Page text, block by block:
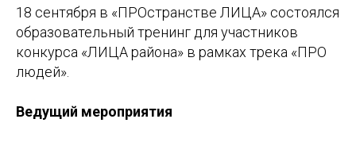
18 сентября в «ПРОстранстве ЛИЦА» состоялся
образовательный тренинг для участников
конкурса «ЛИЦА района» в рамках трека «ПРО
людей».
Ведущий мероприятия